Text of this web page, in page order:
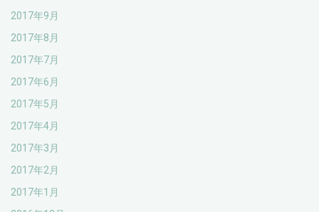
2017年9月
2017年8月
2017年7月
2017年6月
2017年5月
2017年4月
2017年3月
2017年2月
2017年1月